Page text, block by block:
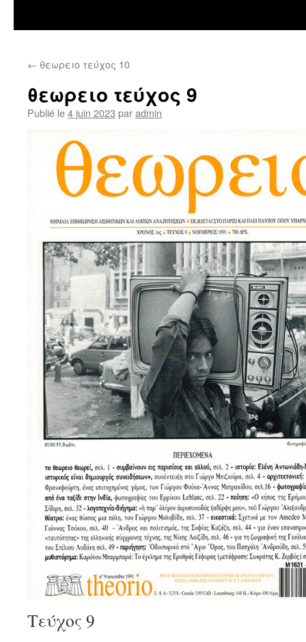
← θεωρειο τεύχος 10
θεωρειο τεύχος 9
Publié le4 juin 2023 paradmin
Τεύχος 9